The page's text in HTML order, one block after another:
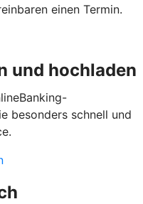
einen Termin.
und hochladen
besonders schnell und